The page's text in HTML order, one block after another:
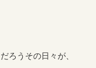
ろうその日々が、